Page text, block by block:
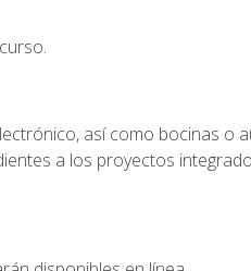
así como bocinas o
a los proyectos